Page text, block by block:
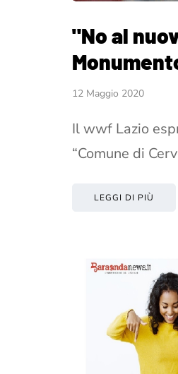
"No al
12 Maggio 2020
Il wwf Lazio
“Comune di
LEGGI DI PIÙ